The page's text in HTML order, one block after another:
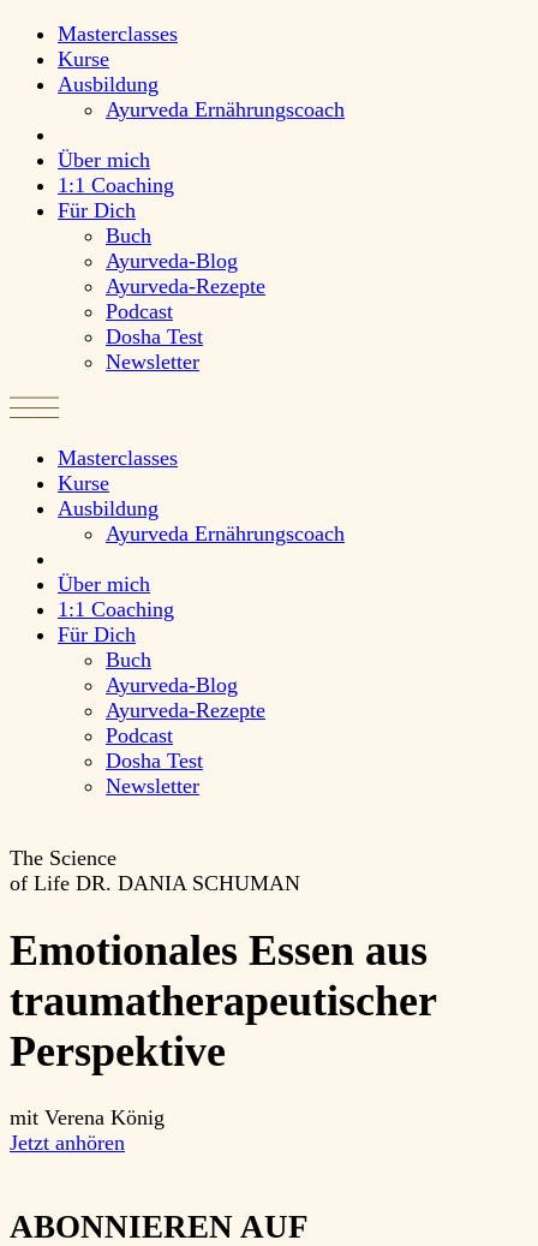
Masterclasses
Kurse
Ausbildung
Ayurveda Ernährungscoach
Über mich
1:1 Coaching
Für Dich
Buch
Ayurveda-Blog
Ayurveda-Rezepte
Podcast
Dosha Test
Newsletter
Masterclasses
Kurse
Ausbildung
Ayurveda Ernährungscoach
Über mich
1:1 Coaching
Für Dich
Buch
Ayurveda-Blog
Ayurveda-Rezepte
Podcast
Dosha Test
Newsletter
The Science
of Life DR. DANIA SCHUMAN
Emotionales Essen aus
traumatherapeutischer
Perspektive
mit Verena König
Jetzt anhören
ABONNIEREN AUF